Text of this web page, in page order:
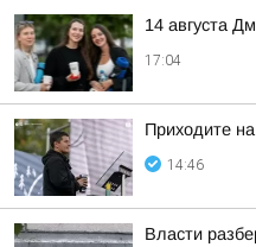
14 августа
17:04
Приходите
14:46
Власти